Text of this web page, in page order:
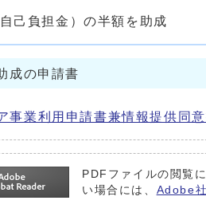
己負担金）の半額を助成
成の申請書
事業利用申請書兼情報提供同
PDFファイルの閲覧
い場合には、 Adobe